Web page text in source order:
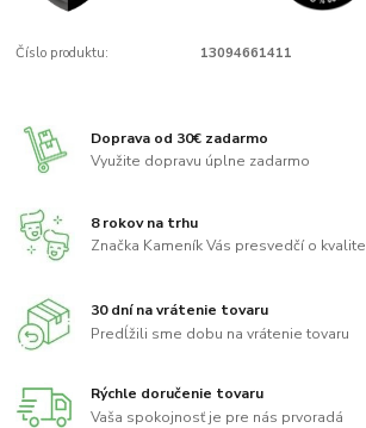
Číslo produktu: 13094661411
Doprava od 30€ zadarmo
Využite dopravu úplne zadarmo
8 rokov na trhu
Značka Kameník Vás presvedčí o kvalite
30 dní na vrátenie tovaru
Predĺžili sme dobu na vrátenie tovaru
Rýchle doručenie tovaru
Vaša spokojnosť je pre nás prvoradá